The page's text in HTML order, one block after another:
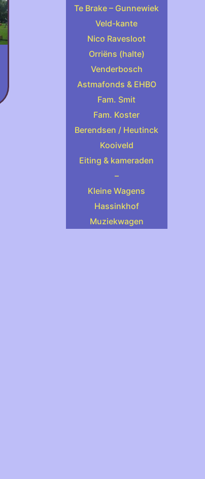
Te Brake – Gunnewiek
Veld-kante
Nico Ravesloot
Orriëns (halte)
Venderbosch
Astmafonds & EHBO
Fam. Smit
Fam. Koster
Berendsen / Heutinck
Kooiveld
Eiting & kameraden
–
Kleine Wagens
Hassinkhof
Muziekwagen